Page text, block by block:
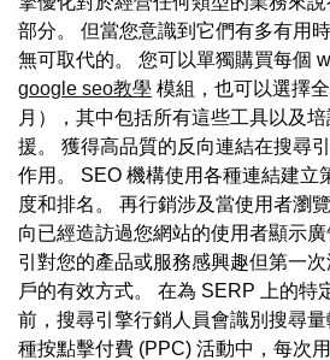
部分。 但當您意識到它們有多有用
無可取代的。 您可以單獨購買每個
google seo教學 模組，也可以選擇
月），其中包括所有這些工具以及
援。 獲得高品質的反向連結在搜尋
作用。 SEO 機構使用各種連結建立
度和排名。 再行銷涉及當使用者瀏
向已經造訪過您網站的使用者顯示
引對您的產品或服務感興趣但第一
戶的有效方式。 在為 SERP 上的特
前，搜尋引擎行銷人員會識別搜尋
種按點擊付費 (PPC) 活動中，每次